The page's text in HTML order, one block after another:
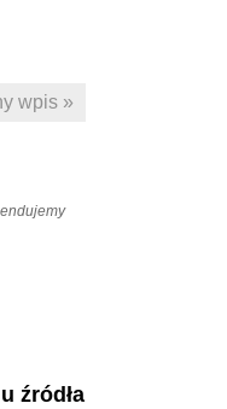
wpis »
źródła